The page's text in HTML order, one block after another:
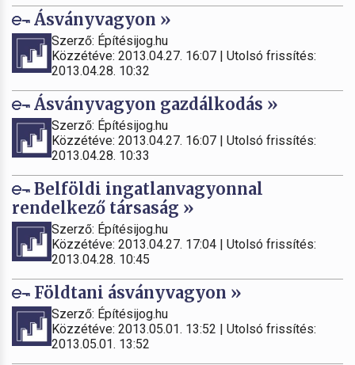
Ásványvagyon »
Szerző: Építésijog.hu
Közzétéve: 2013.04.27. 16:07 | Utolsó frissítés:
2013.04.28. 10:32
Ásványvagyon gazdálkodás »
Szerző: Építésijog.hu
Közzétéve: 2013.04.27. 16:07 | Utolsó frissítés:
2013.04.28. 10:33
Belföldi ingatlanvagyonnal
rendelkező társaság »
Szerző: Építésijog.hu
Közzétéve: 2013.04.27. 17:04 | Utolsó frissítés:
2013.04.28. 10:45
Földtani ásványvagyon »
Szerző: Építésijog.hu
Közzétéve: 2013.05.01. 13:52 | Utolsó frissítés:
2013.05.01. 13:52